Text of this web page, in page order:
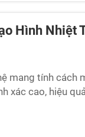
Hình Nhiệt
mang tính cách
xác cao, hiệu
bị y tế, linh kiện